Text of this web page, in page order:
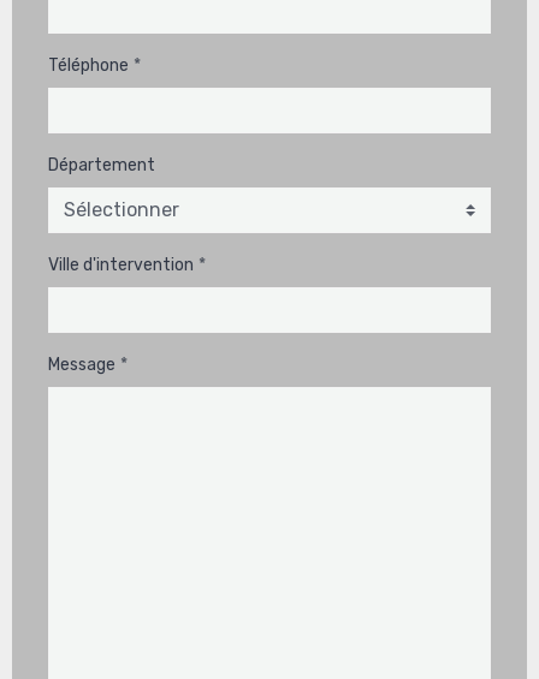
Téléphone
Département
Ville d'intervention
Message